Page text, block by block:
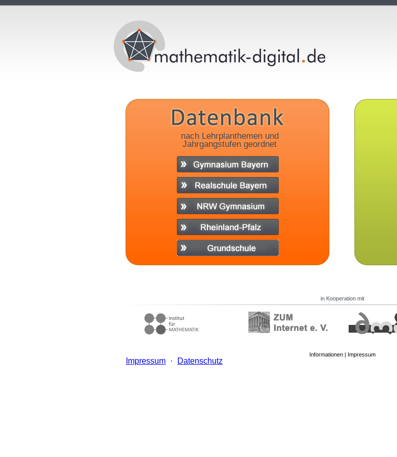
nach Lehrplanthemen und
Jahrgangstufen geordnet
in Kooperation mit
Informationen | Impressum
Impressum · Datenschutz